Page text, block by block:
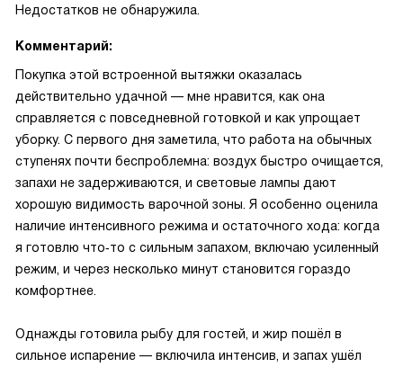
Недостатков не обнаружила.
Комментарий:
Покупка этой встроенной вытяжки оказалась
действительно удачной — мне нравится, как она
справляется с повседневной готовкой и как упрощает
уборку. С первого дня заметила, что работа на обычных
ступенях почти беспроблемна: воздух быстро очищается,
запахи не задерживаются, и световые лампы дают
хорошую видимость варочной зоны. Я особенно оценила
наличие интенсивного режима и остаточного хода: когда
я готовлю что‑то с сильным запахом, включаю усиленный
режим, и через несколько минут становится гораздо
комфортнее.
Однажды готовила рыбу для гостей, и жир пошёл в
сильное испарение — включила интенсив, и запах ушёл